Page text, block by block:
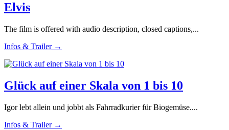
Elvis
The film is offered with audio description, closed captions,...
Infos & Trailer →
Glück auf einer Skala von 1 bis 10
Igor lebt allein und jobbt als Fahrradkurier für Biogemüse....
Infos & Trailer →